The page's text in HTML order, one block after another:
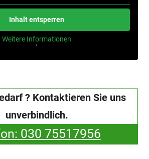
Inhalt entsperren
Weitere Informationen
'
? Kontaktieren Sie uns
unverbindlich.
030 75517956